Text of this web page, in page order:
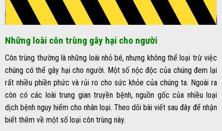
Những loài côn trùng gây hại cho người
Côn trùng thường là những loài nhỏ bé, nhưng không thể loại trừ việc
chúng có thể gây hại cho người. Một số nộc độc của chúng đem lại
rất nhiều phiền phức và rủi ro cho sức khỏe của chúng ta. Ngoài ra
còn có các loài trung gian truyền bệnh, nguồn gốc của nhiều loại
dịch bệnh nguy hiểm cho nhân loại. Theo dõi bài viết sau đây để nhận
biết thêm về một số loại côn trùng này.